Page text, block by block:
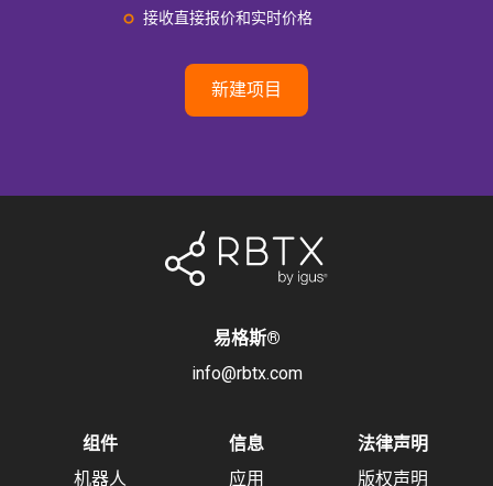
接收直接报价和实时价格
新建项目
易格斯®
info@rbtx.com
组件
机器人
信息
应用
法律声明
版权声明